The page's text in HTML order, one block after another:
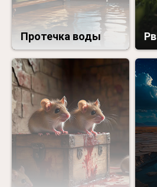
Протечка воды